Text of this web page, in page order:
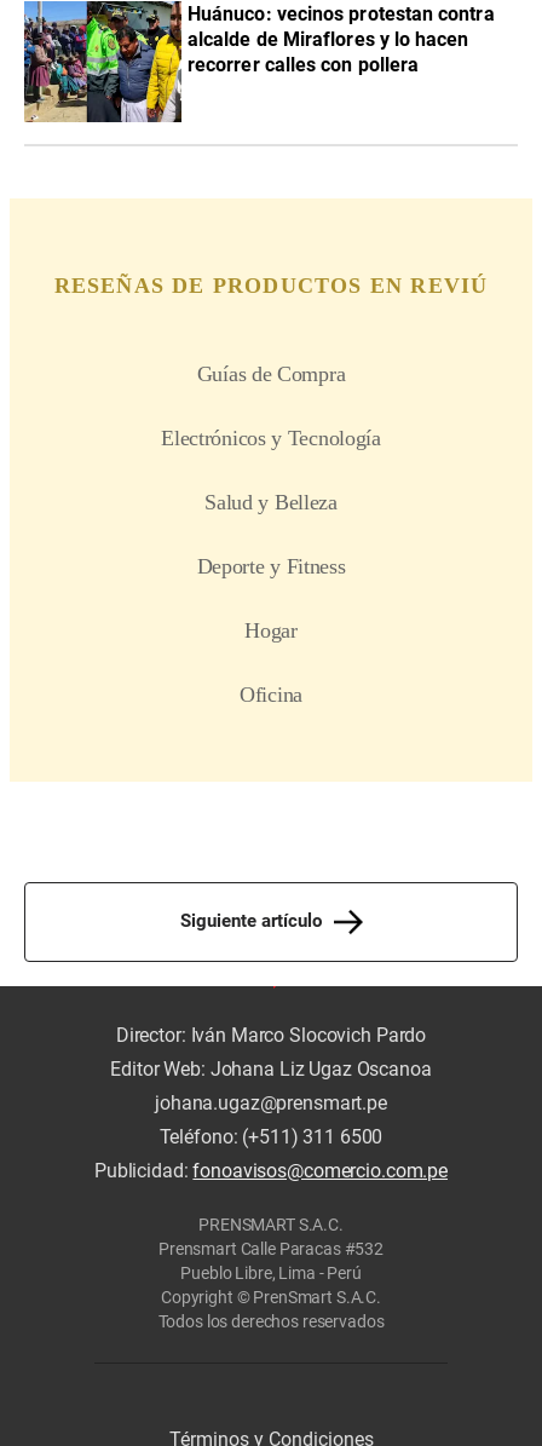
Huánuco: vecinos protestan contra
alcalde de Miraflores y lo hacen
recorrer calles con pollera
Siguiente artículo
Director: Iván Marco Slocovich Pardo
Editor Web: Johana Liz Ugaz Oscanoa
johana.ugaz@prensmart.pe
Teléfono: (+511) 311 6500
Publicidad:fonoavisos@comercio.com.pe
PRENSMART S.A.C.
Prensmart Calle Paracas #532
Pueblo Libre, Lima - Perú
Copyright © PrenSmart S.A.C.
Todos los derechos reservados
Términos y Condiciones